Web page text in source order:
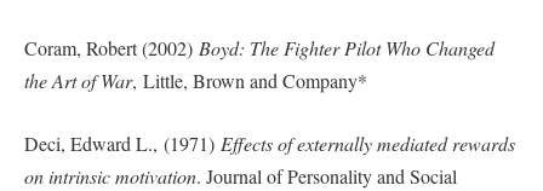
Coram, Robert (2002) Boyd: The Fighter Pilot Who Changed
the Art of War, Little, Brown and Company*
Deci, Edward L., (1971) Effects of externally mediated rewards
on intrinsic motivation. Journal of Personality and Social